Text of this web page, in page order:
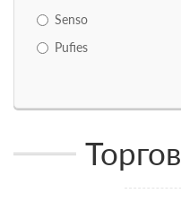
Senso
Pufies